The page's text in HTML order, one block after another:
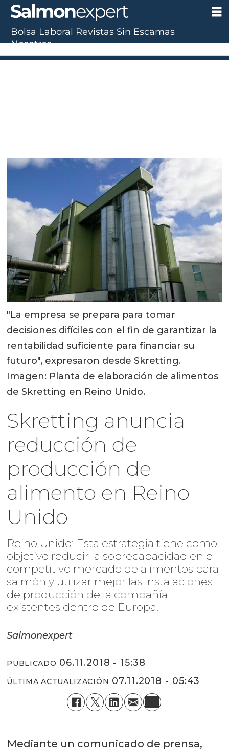
"La empresa se prepara para tomar
decisiones difíciles con el fin de garantizar la
rentabilidad suficiente para financiar su
futuro", expresaron desde Skretting.
Imagen: Planta de elaboración de alimentos
de Skretting en Reino Unido.
Skretting anuncia
reducción de
producción de
alimento en Reino
Unido
Reino Unido: Esta estrategia tiene como
objetivo reducir la sobrecapacidad en el
competitivo mercado de alimentos para
salmón y utilizar mejor las instalaciones
de producción de la compañía
existentes dentro de Europa.
Salmonexpert
PUBLICADO 06.11.2018 - 15:38
ÚLTIMA ACTUALIZACIÓN 07.11.2018 - 05:43
Mediante un comunicado de prensa,
Bolsa Laboral Revistas Sin Escamas
Nosotros